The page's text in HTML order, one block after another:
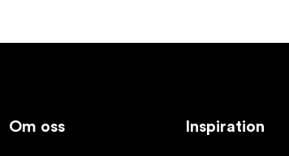
Om oss Inspiration